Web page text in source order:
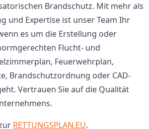
Brandschutz. Mit mehr als
und Expertise ist unser Team Ihr
es um die Erstellung oder
Flucht- und
Feuerwehrplan,
Brandschutzordnung oder CAD-
Vertrauen Sie auf die Qualität
RETTUNGSPLAN.EU.